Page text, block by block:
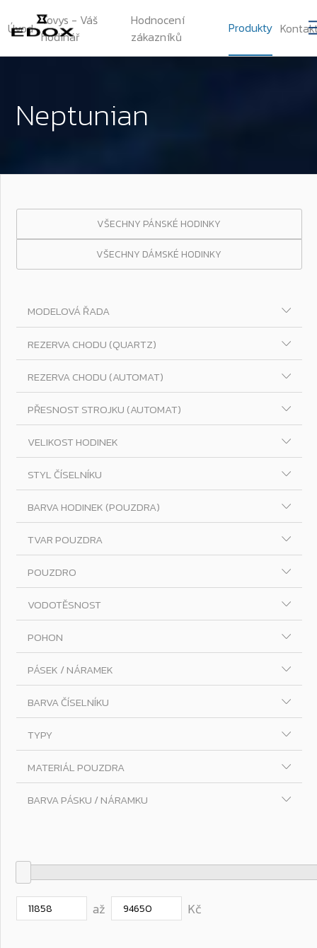
Úvod Tovys - Váš
hodinář
Hodnocení
zákazníků
Produkty
Neptunian
VŠECHNY PÁNSKÉ HODINKY
VŠECHNY DÁMSKÉ HODINKY
MODELOVÁ ŘADA
REZERVA CHODU (QUARTZ)
REZERVA CHODU (AUTOMAT)
PŘESNOST STROJKU (AUTOMAT)
VELIKOST HODINEK
STYL ČÍSELNÍKU
BARVA HODINEK (POUZDRA)
TVAR POUZDRA
POUZDRO
VODOTĚSNOST
POHON
PÁSEK / NÁRAMEK
BARVA ČÍSELNÍKU
TYPY
MATERIÁL POUZDRA
BARVA PÁSKU / NÁRAMKU
až Kč